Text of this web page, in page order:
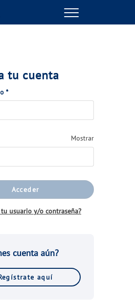
Menu
tu cuenta
*(Obligatorio)
Mostrar
Acceder
usuario y/o contraseña?
cuenta aún?
aquí